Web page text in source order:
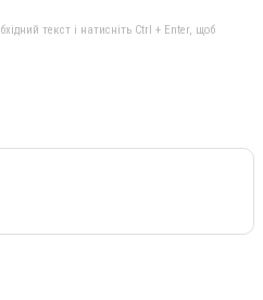
текст і натисніть Ctrl + Enter, щоб